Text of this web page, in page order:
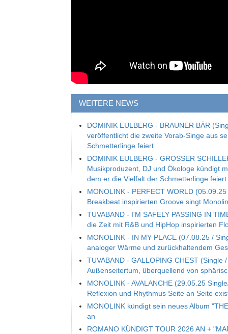
WEITERE NEWS
DOMINIK EULBERG - BRAUNER BÄR
veröffentlicht die zweite Vorab-Singe aus
Schmetterlinge feiert
DOMINIK EULBERG - GROSSER
Musikproduzent, DJ und Ökologe kündigt
dem er die Vielfalt der Schmetterlinge feiert
MONOLINK - PERFECT WORLD
Breakbeat inspirierten Groove singt
TUVABAND - I'M SAFELY PASSING IN
die Zeit mit R&B und HipHop inspirierten
MONOLINK - IN MY PLACE (07.08.25 /
analoger Wärme und zurückhaltendem
TUVABAND - GALLOPING CHEST
Außenseitertum, überquellend von
MONOLINK - AVALANCHE (29.05.25
Reflexion und Rhythmus Seite an Seite
MONOLINK kündigt sein neues Album
an
ROMANO KÜNDIGT TOUR 2026 AN +